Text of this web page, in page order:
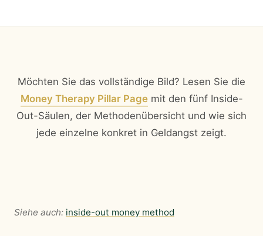
Möchten Sie das vollständige Bild? Lesen Sie die
Money Therapy Pillar Pagemit den fünf Inside-
Out-Säulen, der Methodenübersicht und wie sich
jede einzelne konkret in Geldangst zeigt.
Siehe auch: inside-out money method